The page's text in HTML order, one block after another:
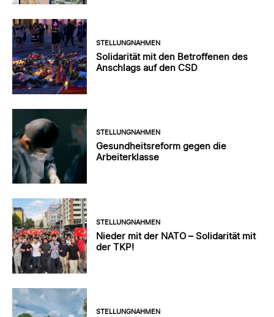
STELLUNGNAHMEN
Solidarität mit den Betroffenen des
Anschlags auf den CSD
STELLUNGNAHMEN
Gesundheitsreform gegen die
Arbeiterklasse
STELLUNGNAHMEN
Nieder mit der NATO – Solidarität mit
der TKP!
STELLUNGNAHMEN